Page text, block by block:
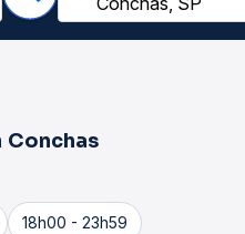
Conchas
18h00 - 23h59